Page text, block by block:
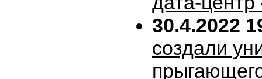
30.4.2022
создали